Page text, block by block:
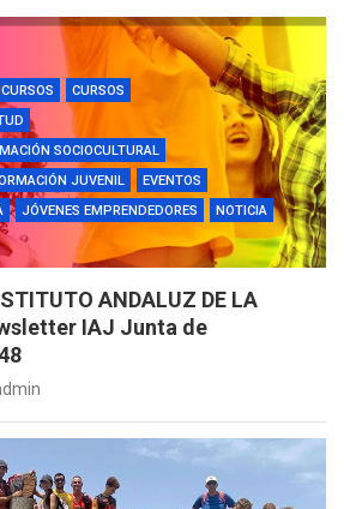
CURSOS
SOCIOCULTURAL
JUVENIL
EVENTOS
JÓVENES EMPRENDEDORES
NOTICIA
ANDALUZ DE LA
IAJ Junta de